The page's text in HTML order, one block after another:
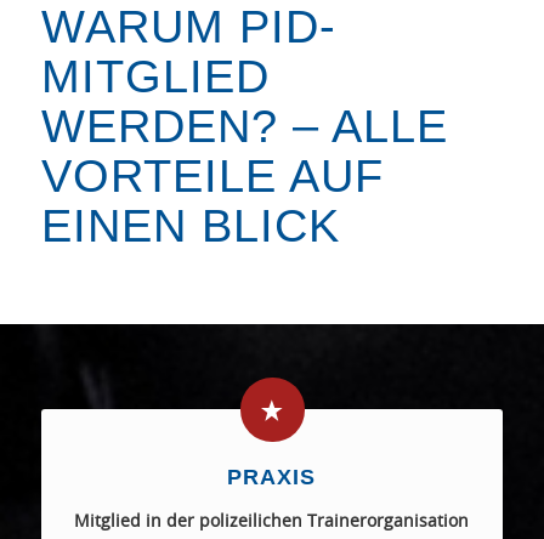
WARUM PID-
MITGLIED
WERDEN? – ALLE
VORTEILE AUF
EINEN BLICK
PRAXIS
Mitglied in der polizeilichen Trainerorganisation